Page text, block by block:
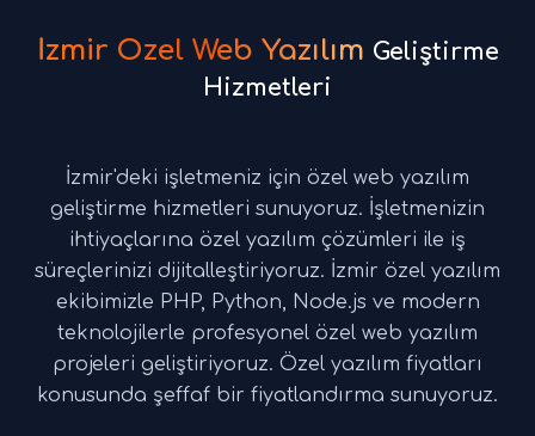
İzmir Özel Web Yazılım Geliştirme
Hizmetleri
İzmir'deki işletmeniz için özel web yazılım
geliştirme hizmetleri sunuyoruz. İşletmenizin
ihtiyaçlarına özel yazılım çözümleri ile iş
süreçlerinizi dijitalleştiriyoruz. İzmir özel yazılım
ekibimizle PHP, Python, Node.js ve modern
teknolojilerle profesyonel özel web yazılım
projeleri geliştiriyoruz. Özel yazılım fiyatları
konusunda şeffaf bir fiyatlandırma sunuyoruz.